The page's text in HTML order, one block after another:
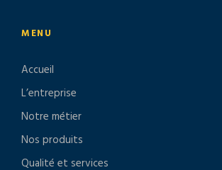
MENU
Accueil
L’entreprise
Notre métier
Nos produits
Qualité et services